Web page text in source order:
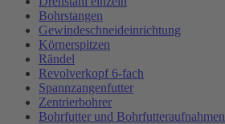
Bohrstangen
Gewindeschneideinrichtung
Körnerspitzen
Rändel
Revolverkopf 6-fach
Spannzangenfutter
Zentrierbohrer
Bohrfutter und Bohrfutteraufnahmen